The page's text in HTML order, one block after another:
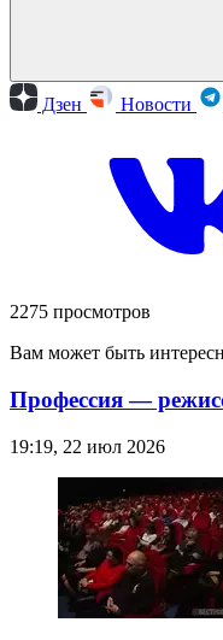
Дзен Новости
2275 просмотров
Вам может быть
Профессия —
19:19, 22 июл 2026